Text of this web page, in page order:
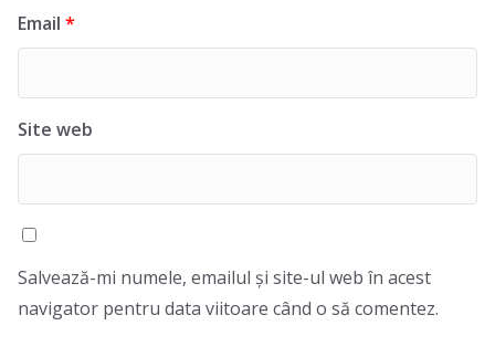
Email *
Site web
Salvează-mi numele, emailul și site-ul web în acest
navigator pentru data viitoare când o să comentez.